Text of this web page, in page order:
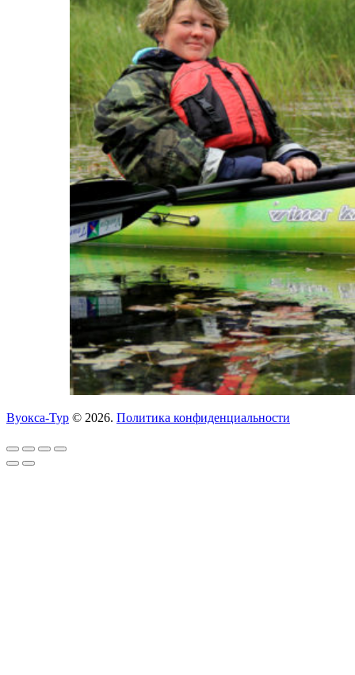
Вуокса-Тур © 2026. Политика конфиденциальности